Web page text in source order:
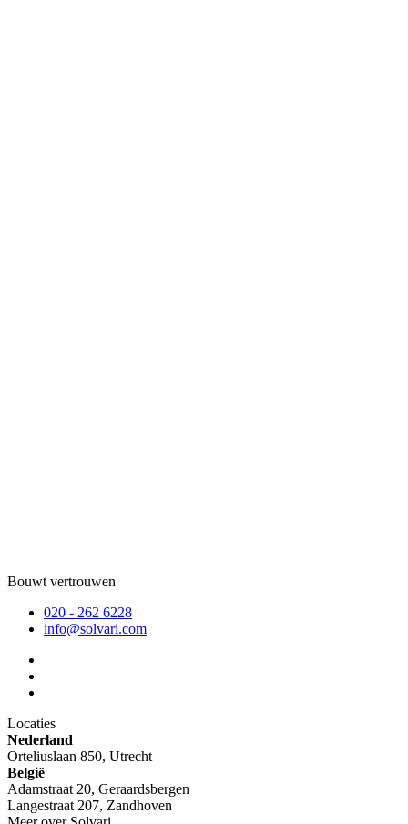
Bouwt vertrouwen
020 - 262 6228
info@solvari.com
Locaties
Nederland
Orteliuslaan 850, Utrecht
België
Adamstraat 20, Geraardsbergen
Langestraat 207, Zandhoven